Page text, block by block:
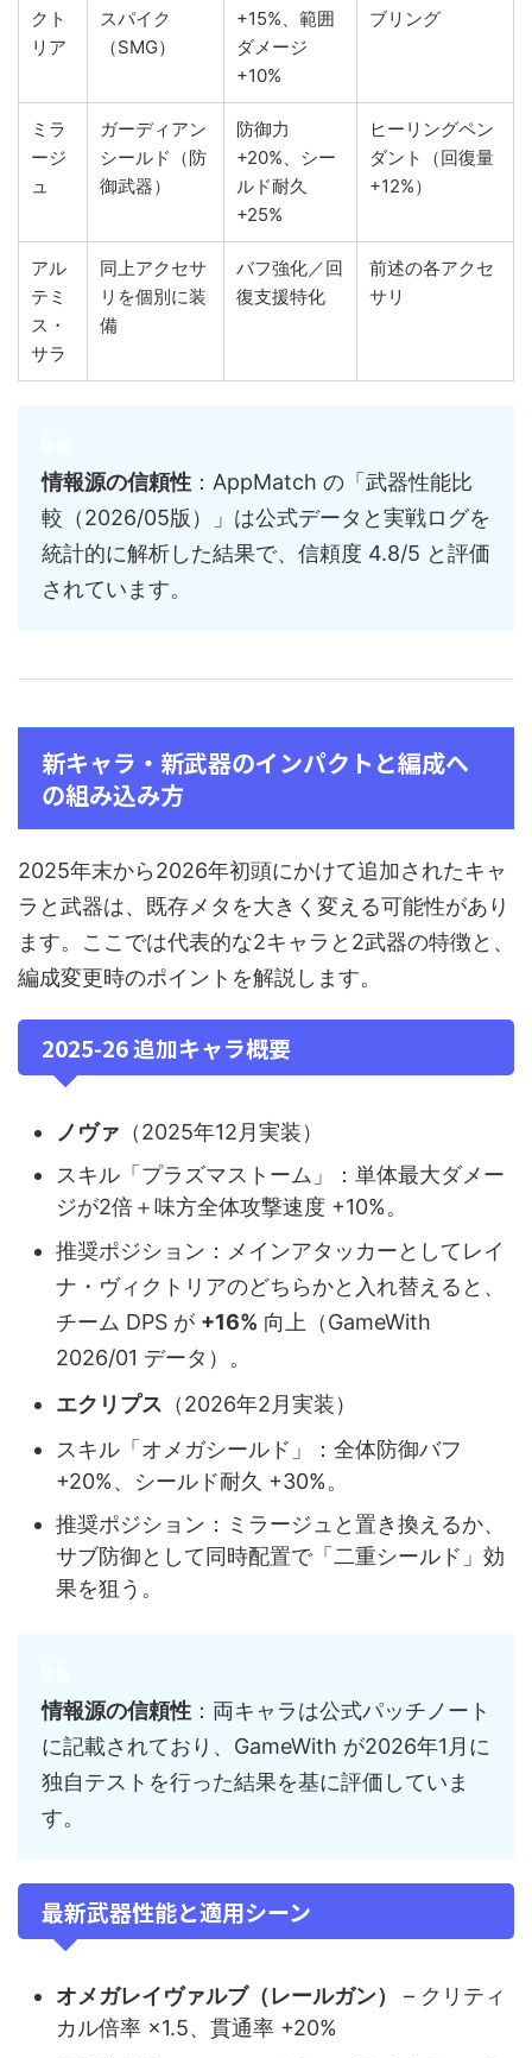
クト
リア
スパイク
（SMG）
+15%、範囲
ダメージ
+10%
ブリング
ミラ
ージ
ュ
ガーディアン
シールド（防
御武器）
防御力
+20%、シー
ルド耐久
+25%
ヒーリングペン
ダント（回復量
+12%）
アル
テミ
ス・
サラ
同上アクセサ
リを個別に装
備
バフ強化／回
復支援特化
前述の各アクセ
サリ
情報源の信頼性 ：AppMatch の「武器性能比
較（2026/05版）」は公式データと実戦ログを
統計的に解析した結果で、信頼度 4.8/5 と評価
されています。
新キャラ・新武器のインパクトと編成へ
の組み込み方
2025年末から2026年初頭にかけて追加されたキャ
ラと武器は、既存メタを大きく変える可能性があり
ます。ここでは代表的な2キャラと2武器の特徴と、
編成変更時のポイントを解説します。
2025‑26 追加キャラ概要
ノヴァ （2025年12月実装）
スキル「プラズマストーム」：単体最大ダメー
ジが2倍＋味方全体攻撃速度 +10%。
推奨ポジション：メインアタッカーとしてレイ
ナ・ヴィクトリアのどちらかと入れ替えると、
チーム DPS が +16% 向上（GameWith
2026/01 データ）。
エクリプス （2026年2月実装）
スキル「オメガシールド」：全体防御バフ
+20%、シールド耐久 +30%。
推奨ポジション：ミラージュと置き換えるか、
サブ防御として同時配置で「二重シールド」効
果を狙う。
情報源の信頼性 ：両キャラは公式パッチノート
に記載されており、GameWith が2026年1月に
独自テストを行った結果を基に評価していま
す。
最新武器性能と適用シーン
オメガレイヴァルブ（レールガン）
– クリティ
カル倍率 ×1.5、貫通率 +20%